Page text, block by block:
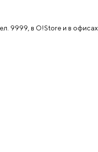
9999, в O!Store и в офисах